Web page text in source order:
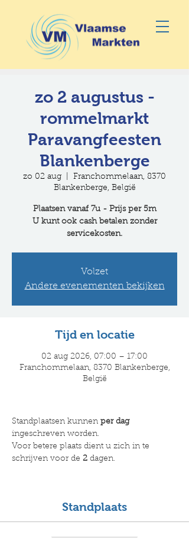
zo 2 augustus -
rommelmarkt
Paravangfeesten
Blankenberge
zo 02 aug
Franchommelaan, 8370
Blankenberge, België
Plaatsen vanaf 7u - Prijs per 5m
U kunt ook cash betalen zonder
servicekosten.
Volzet
Andere evenementen bekijken
Tijd en locatie
02 aug 2026, 07:00 – 17:00
Franchommelaan, 8370 Blankenberge,
België
Standplaatsen kunnen per dag
ingeschreven worden.
Voor betere plaats dient u zich in te
schrijven voor de 2 dagen.​
Standplaats